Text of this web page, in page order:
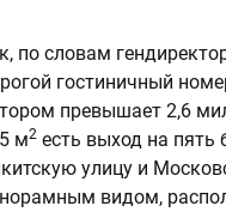
по словам
гостиничный
превышает 2,6
м2 есть выход на
улицу и
видом,